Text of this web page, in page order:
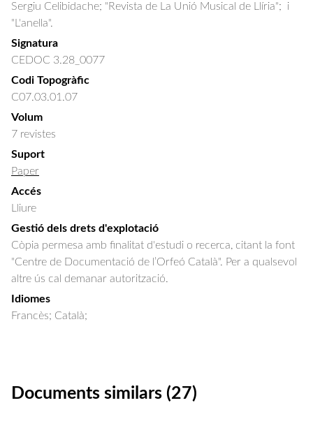
Sergiu Celibidache; "Revista de La Unió Musical de Llíria";  i
"L'anella".
Signatura
CEDOC 3.28_0077
Codi Topogràfic
C07.03.01.07
Volum
7 revistes
Suport
Paper
Accés
Lliure
Gestió dels drets d'explotació
Còpia permesa amb finalitat d'estudi o recerca, citant la font
"Centre de Documentació de l’Orfeó Català". Per a qualsevol
altre ús cal demanar autorització.
Idiomes
Francès; Català;
Documents similars (27)